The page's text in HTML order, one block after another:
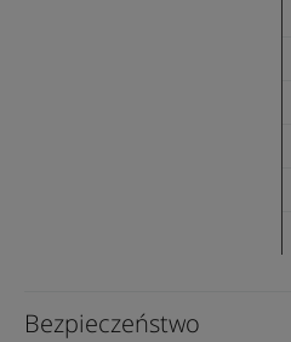
Bezpieczeństwo